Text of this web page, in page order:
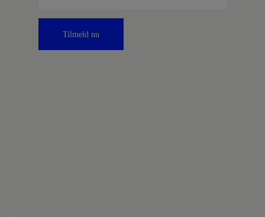
Tilmeld nu